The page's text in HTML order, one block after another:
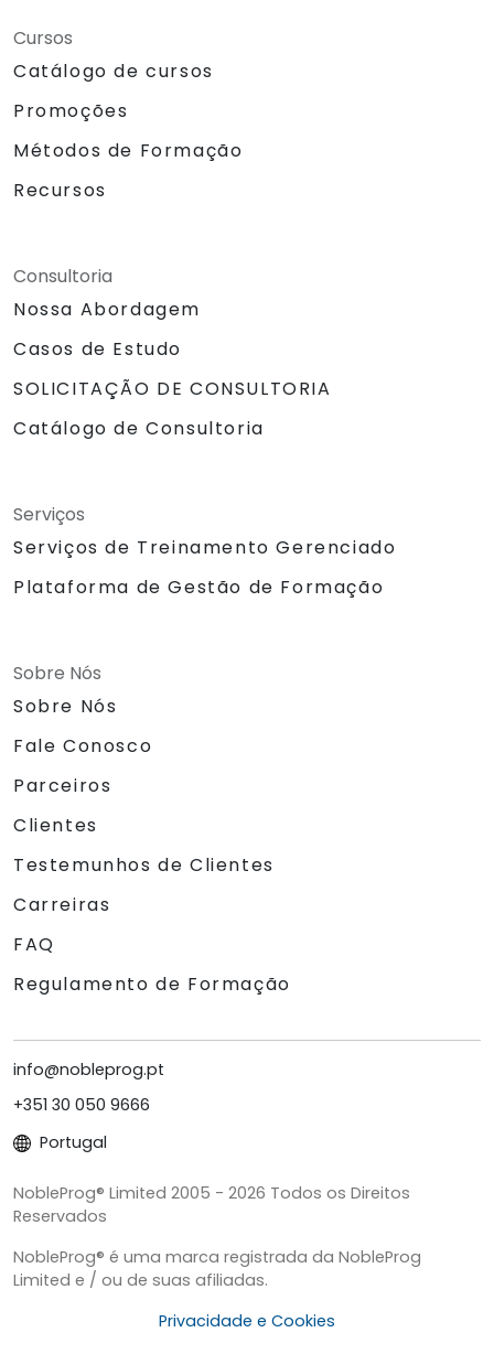
Cursos
Catálogo de cursos
Promoções
Métodos de Formação
Recursos
Consultoria
Nossa Abordagem
Casos de Estudo
SOLICITAÇÃO DE CONSULTORIA
Catálogo de Consultoria
Serviços
Serviços de Treinamento Gerenciado
Plataforma de Gestão de Formação
Sobre Nós
Sobre Nós
Fale Conosco
Parceiros
Clientes
Testemunhos de Clientes
Carreiras
FAQ
Regulamento de Formação
info@nobleprog.pt
+351 30 050 9666
Portugal
NobleProg® Limited 2005 - 2026 Todos os Direitos
Reservados
NobleProg® é uma marca registrada da NobleProg
Limited e / ou de suas afiliadas.
Privacidade e Cookies